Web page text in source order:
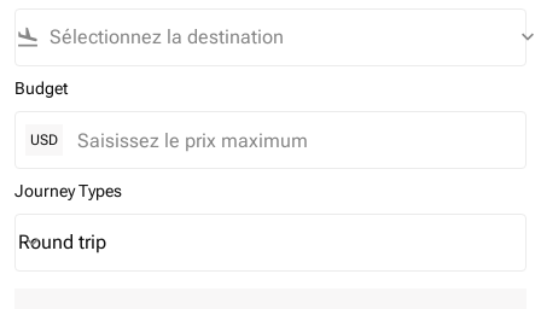
flight_land keyboard_arrow_down
Budget
USD
Journey Types
Journey Types option Round trip Selected
Round trip
keyboard_arrow_down